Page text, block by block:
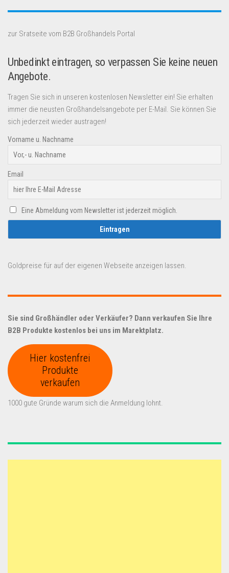
zur Sratseite vom B2B Großhandels Portal
Unbedinkt eintragen, so verpassen Sie keine neuen
Angebote.
Tragen Sie sich in unseren kostenlosen Newsletter ein! Sie erhalten
immer die neusten Großhandelsangebote per E-Mail. Sie können Sie
sich jederzeit wieder austragen!
Vorname u. Nachname
Email
Eine Abmeldung vom Newsletter ist jederzeit möglich.
Goldpreise für auf der eigenen Webseite anzeigen lassen.
Sie sind Großhändler oder Verkäufer? Dann verkaufen Sie Ihre
B2B Produkte kostenlos bei uns im Marektplatz.
Hier kostenfrei
Produkte
verkaufen
1000 gute Gründe warum sich die Anmeldung lohnt.